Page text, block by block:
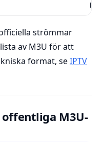
strömmar
av M3U för att
format, seIPTV
M3U-